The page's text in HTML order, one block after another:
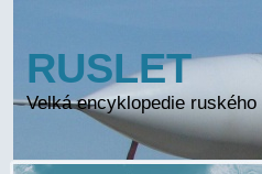
RUSLET
Velká encyklopedie